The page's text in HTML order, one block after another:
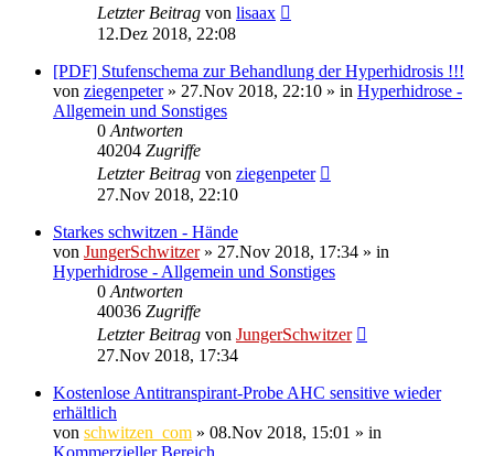
Letzter Beitrag von lisaax
12.Dez 2018, 22:08
[PDF] Stufenschema zur Behandlung der Hyperhidrosis !!!
von ziegenpeter» 27.Nov 2018, 22:10 » in Hyperhidrose -
Allgemein und Sonstiges
0 Antworten
40204 Zugriffe
Letzter Beitrag von ziegenpeter
27.Nov 2018, 22:10
Starkes schwitzen - Hände
von JungerSchwitzer» 27.Nov 2018, 17:34 » in
Hyperhidrose - Allgemein und Sonstiges
0 Antworten
40036 Zugriffe
Letzter Beitrag von JungerSchwitzer
27.Nov 2018, 17:34
Kostenlose Antitranspirant-Probe AHC sensitive wieder
erhältlich
von schwitzen_com » 08.Nov 2018, 15:01 » in
Kommerzieller Bereich